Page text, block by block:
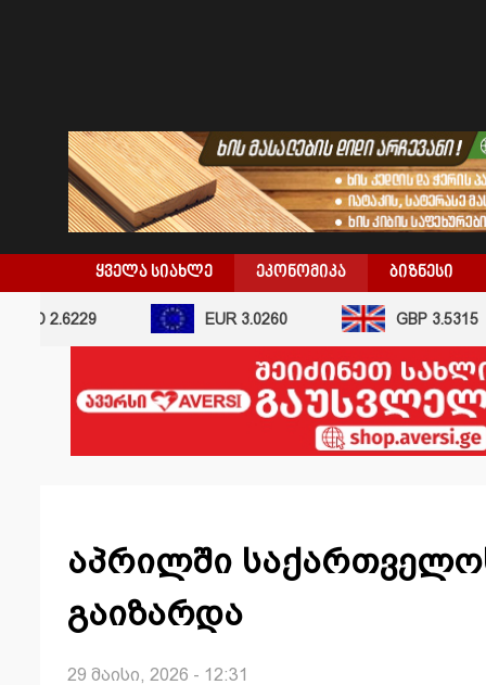
ᲧᲕᲔᲚᲐ ᲡᲘᲐᲮᲚᲔ ᲔᲙᲝᲜᲝᲛᲘᲙᲐ ᲑᲘᲖᲜᲔᲡᲘ
2.6229 EUR 3.0260 GBP 3.5315
აპრილში
გაიზარდა
29 მაისი, 2026 - 12:31